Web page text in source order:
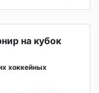
на кубок
хоккейных